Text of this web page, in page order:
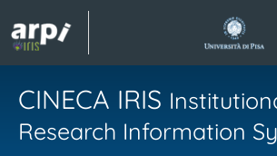
CINECA IRIS
Research Information